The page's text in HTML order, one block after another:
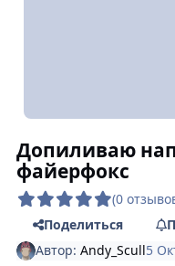
Допиливаю
файерфокс
(0
Поделиться
Автор:Andy_Scull5